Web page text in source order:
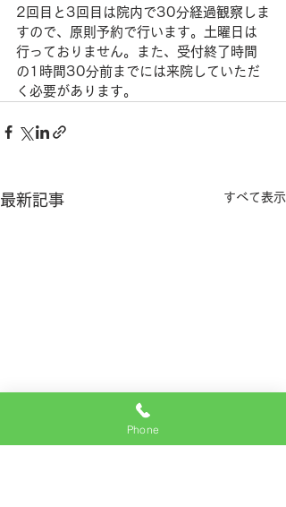
2回目と3回目は院内で30分経過観察しま
すので、原則予約で行います。土曜日は
行っておりません。また、受付終了時間
の1時間30分前までには来院していただ
く必要があります。
最新記事 すべて表示
Phone